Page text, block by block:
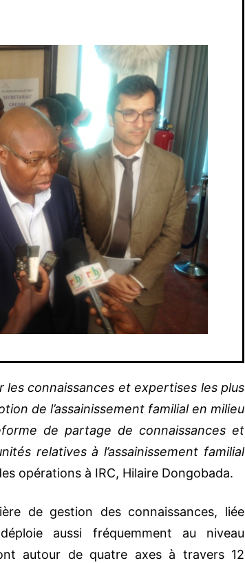
connaissances et expertises les plus
de l’assainissement familial en milieu
de partage de connaissances et
relatives à l’assainissement familial
opérations à IRC, Hilaire Dongobada.
de gestion des connaissances, liée
aussi fréquemment au niveau
autour de quatre axes à travers 12